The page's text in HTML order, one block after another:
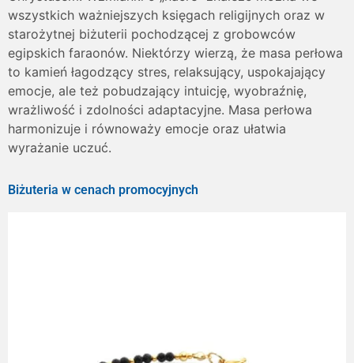
wszystkich ważniejszych księgach religijnych oraz w
starożytnej biżuterii pochodzącej z grobowców
egipskich faraonów. Niektórzy wierzą, że masa perłowa
to kamień łagodzący stres, relaksujący, uspokajający
emocje, ale też pobudzający intuicję, wyobraźnię,
wrażliwość i zdolności adaptacyjne. Masa perłowa
harmonizuje i równoważy emocje oraz ułatwia
wyrażanie uczuć.
Biżuteria w cenach promocyjnych